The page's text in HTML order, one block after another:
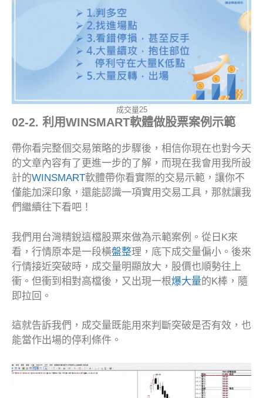
成交量25
02-2. 利用WINSMART軟體做股票案例示範
帶你看完整個交易策略的步驟後，相信你現在也對今天
的文章內容有了更進一步的了解，而現在我會用我所設
計的WINSMART軟體帶你看實際的交易示範，讓你不
僅能加深印象，還能認識一項實用交易工具，那就讓我
們繼續往下看吧！
我們用台灣精銳這檔股票來做為示範案例。從日K來
看，行情原本是一段橫盤整理，底下成交量偏小。後來
行情接近突破時，成交量明顯放大，股價也順勢往上
衝。但衝到相對高檔後，又出現一根爆大量的K棒，隨
即拉回。
這就告訴我們，成交量既能用來判斷突破是否有效，也
能當作出場的停利條件。